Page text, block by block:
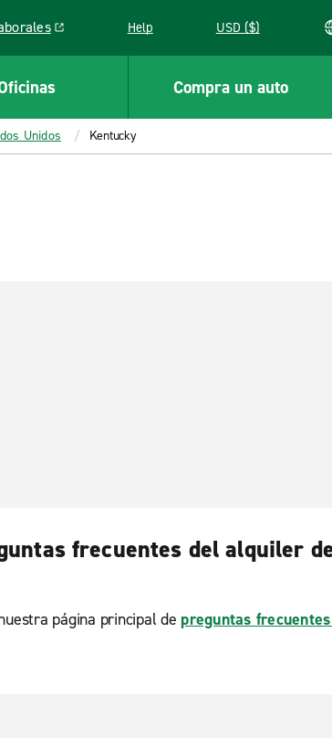
window Help USD ($)
Compra un auto
Unidos Kentucky
frecuentes del alquiler
página principal de preguntas